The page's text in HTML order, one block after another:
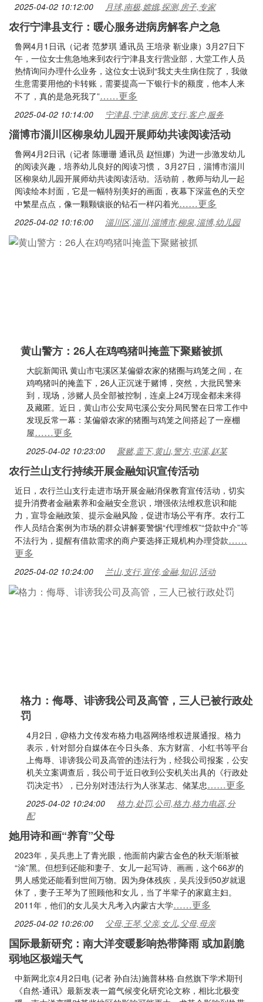
2025-04-02 10:12:00 月球,南极,嫦娥,探测,房子,专家
农行宁津县支行：暖心服务进病房解客户之急
鲁网4月1日讯（记者 范梦琪 通讯员 王培录 靳业康）3月27日下
午，一位女士焦急地来到农行宁津县支行营业部，大堂工作人员
热情询问办理什么业务，这位女士说到“我丈夫生病住院了，我做
生意需要用他的卡转账，需要提高一下银行卡的额度，他本人来
不了，真的是急死我了”……更多
2025-04-02 10:14:00 宁津县,宁津,病房,支行,客户,服务
淄博市淄川区柳泉幼儿园开展师幼共读阅读活动
鲁网4月2日讯（记者 陈珊珊 通讯员 赵恒娜）为进一步激发幼儿
的阅读兴趣，培养幼儿良好的阅读习惯， 3月27日，淄博市淄川
区柳泉幼儿园开展师幼共读阅读活动。活动前，教师与幼儿一起
阅读绘本封面，它是一幅特别美好的画面，夜幕下深蓝色的天空
中繁星点点，像一颗颗镶嵌的钻石一样闪着光……更多
2025-04-02 10:16:00 淄川区,淄川,淄博市,柳泉,淄博,幼儿园
黄山警方：26人在鸡鸣猪叫掩盖下聚赌被抓
大皖新闻讯 黄山市屯溪区某偏僻农家的猪圈与鸡笼之间，在
鸡鸣猪叫的掩盖下，26人正沉迷于赌博，突然，大批民警来
到，现场，涉赌人员全部被控制，连桌上24万现金都未来得
及藏匿。近日，黄山市公安局屯溪公安分局民警在日常工作中
发现反常一幕：某偏僻农家的猪圈与鸡笼之间搭起了一座棚
屋……更多
2025-04-02 10:23:00 聚赌,盖下,黄山,警方,屯溪,赵某
农行兰山支行持续开展金融知识宣传活动
近日，农行兰山支行走进市场开展金融消保教育宣传活动，切实
提升消费者金融素养和金融安全意识，增强依法维权意识和能
力，宣导金融政策、提示金融风险，促进市场公平有序。农行工
作人员结合案例为市场的群众讲解要警惕“代理维权”“贷款中介”等
不法行为，提醒有借款需求的商户要选择正规机构办理贷款……
更多
2025-04-02 10:24:00 兰山,支行,宣传,金融,知识,活动
格力：侮辱、诽谤我公司及高管，三人已被行政处
罚
4月2日，@格力文传发布格力电器网络维权进展通报。格力
表示，针对部分自媒体在今日头条、东方财富、小红书等平台
上侮辱、诽谤我公司及高管的违法行为，经我公司报案，公安
机关立案调查后，我公司于近日收到公安机关出具的《行政处
罚决定书》，已分别对违法行为人张某志、储某忠……更多
2025-04-02 10:24:00
格力,处罚,公司,格力,格力电器,分
配
她用诗和画“养育”父母
2023年，吴兵患上了青光眼，他面前内蒙古金色的秋天渐渐被
“涂”黑。但想到还能和妻子、女儿一起写诗、画画，这个66岁的
男人感觉还能看到世间万物。因为身体残疾，吴兵没到50岁就退
休了，妻子王琴为了照顾他和女儿，当了半辈子的家庭主妇。
2011年，他们的女儿吴大凡考入内蒙古大学……更多
2025-04-02 10:26:00 父母,王琴,父亲,女儿,父母,母亲
国际最新研究：南大洋变暖影响热带降雨 或加剧脆
弱地区极端天气
中新网北京4月2日电 (记者 孙自法)施普林格·自然旗下学术期刊
《自然-通讯》最新发表一篇气候变化研究论文称，相比北极变